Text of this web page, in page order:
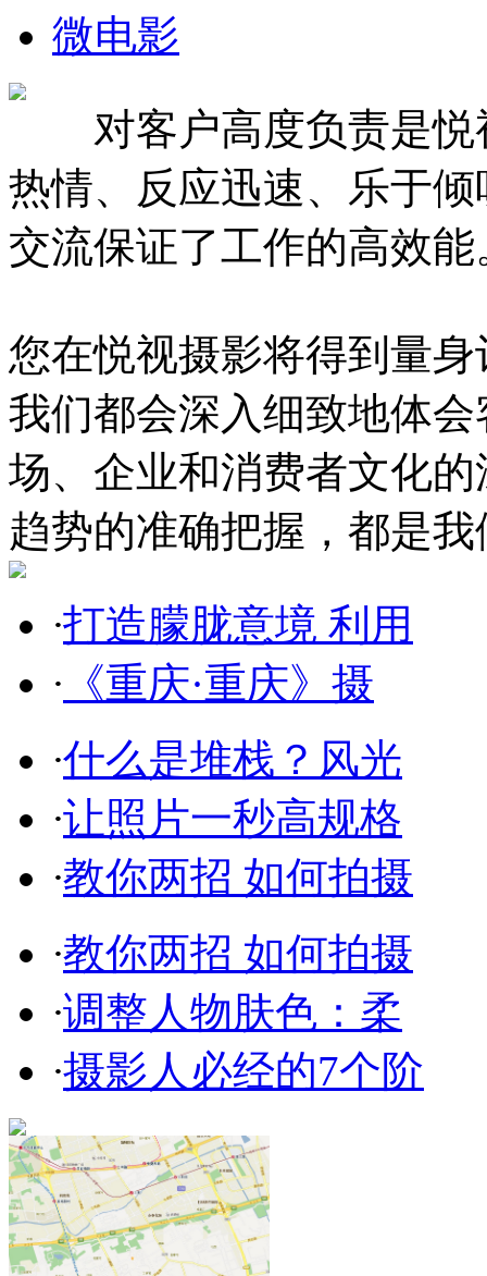
微电影
对客户高度负责是悦
热情、反应迅速、乐于
交流保证了工作的高效能
您在悦视摄影将得到量
我们都会深入细致地体
场、企业和消费者文化
趋势的准确把握，都是
·打造朦胧意境 利用
· 《重庆·重庆》摄
·什么是堆栈？风光
·让照片一秒高规格
·教你两招 如何拍摄
·教你两招 如何拍摄
·调整人物肤色：柔
·摄影人必经的7个阶